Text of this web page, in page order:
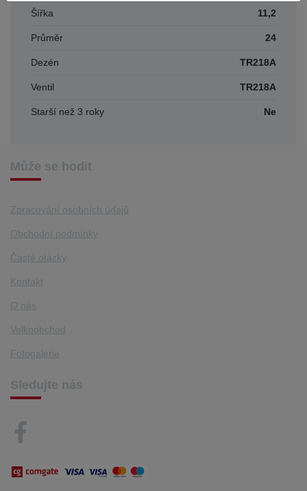
Šířka 11,2
Průměr 24
Dezén TR218A
Ventil TR218A
Starší než 3 roky Ne
Může se hodit
Zpracování osobních údajů
Obchodní podmínky
Časté otázky
Kontakt
O nás
Velkoobchod
Fotogalerie
Sledujte nás